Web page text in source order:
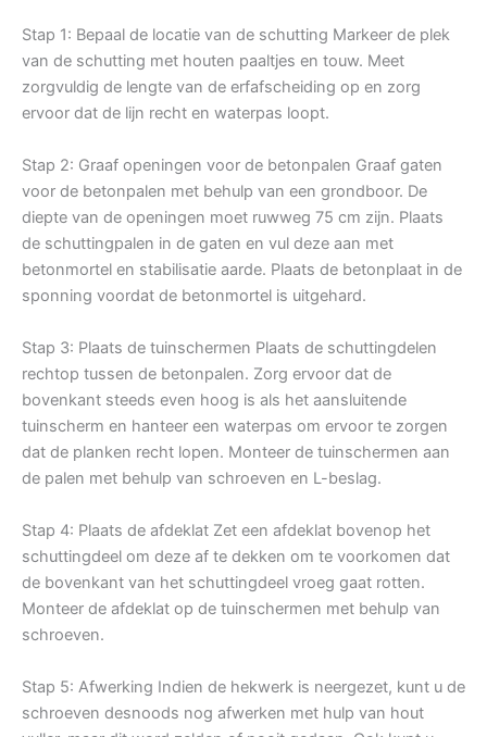
Stap 1: Bepaal de locatie van de schutting Markeer de plek
van de schutting met houten paaltjes en touw. Meet
zorgvuldig de lengte van de erfafscheiding op en zorg
ervoor dat de lijn recht en waterpas loopt.
Stap 2: Graaf openingen voor de betonpalen Graaf gaten
voor de betonpalen met behulp van een grondboor. De
diepte van de openingen moet ruwweg 75 cm zijn. Plaats
de schuttingpalen in de gaten en vul deze aan met
betonmortel en stabilisatie aarde. Plaats de betonplaat in de
sponning voordat de betonmortel is uitgehard.
Stap 3: Plaats de tuinschermen Plaats de schuttingdelen
rechtop tussen de betonpalen. Zorg ervoor dat de
bovenkant steeds even hoog is als het aansluitende
tuinscherm en hanteer een waterpas om ervoor te zorgen
dat de planken recht lopen. Monteer de tuinschermen aan
de palen met behulp van schroeven en L-beslag.
Stap 4: Plaats de afdeklat Zet een afdeklat bovenop het
schuttingdeel om deze af te dekken om te voorkomen dat
de bovenkant van het schuttingdeel vroeg gaat rotten.
Monteer de afdeklat op de tuinschermen met behulp van
schroeven.
Stap 5: Afwerking Indien de hekwerk is neergezet, kunt u de
schroeven desnoods nog afwerken met hulp van hout